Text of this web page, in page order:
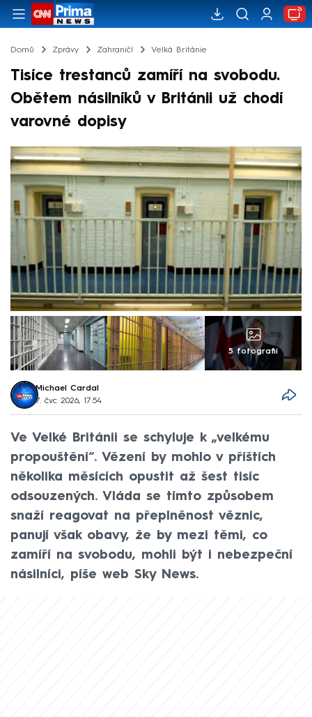
Domů Zprávy Zahraničí Velká Británie
Tisíce trestanců zamíří na svobodu.
Obětem násilníků v Británii už chodí
varovné dopisy
5 fotografií
Michael Cardal
7. čvc 2026, 17:54
Ve Velké Británii se schyluje k „velkému
propouštění“. Vězení by mohlo v příštích
několika měsících opustit až šest tisíc
odsouzených. Vláda se tímto způsobem
snaží reagovat na přeplněnost věznic,
panují však obavy, že by mezi těmi, co
zamíří na svobodu, mohli být i nebezpeční
násilníci, píše web Sky News.